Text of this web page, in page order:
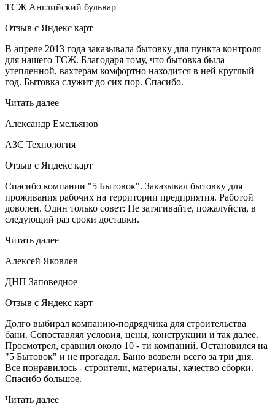
ТСЖ Английский бульвар
Отзыв с Яндекс карт
В апреле 2013 года заказывала бытовку для пункта контроля
для нашего ТСЖ. Благодаря тому, что бытовка была
утепленной, вахтерам комфортно находится в ней круглый
год. Бытовка служит до сих пор. Спасибо.
Читать далее
Александр Емельянов
АЗС Технология
Отзыв с Яндекс карт
Спасибо компании "5 Бытовок". Заказывал бытовку для
проживания рабочих на территории предприятия. Работой
доволен. Один только совет: Не затягивайте, пожалуйста, в
следующий раз сроки доставки.
Читать далее
Алексей Яковлев
ДНП Заповедное
Отзыв с Яндекс карт
Долго выбирал компанию-подрядчика для строительства
бани. Сопоставлял условия, цены, конструкции и так далее.
Просмотрел, сравнил около 10 - ти компаний. Остановился на
"5 Бытовок" и не прогадал. Баню возвели всего за три дня.
Все понравилось - строители, материалы, качество сборки.
Спасибо большое.
Читать далее